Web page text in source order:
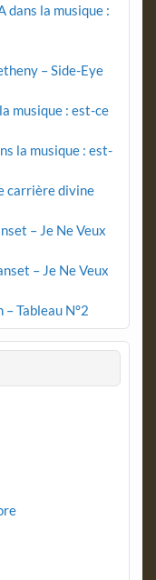
dans la musique :
– Side-Eye
la musique : est-ce
la musique : est-
carrière divine
– Je Ne Veux
– Je Ne Veux
Tableau N°2